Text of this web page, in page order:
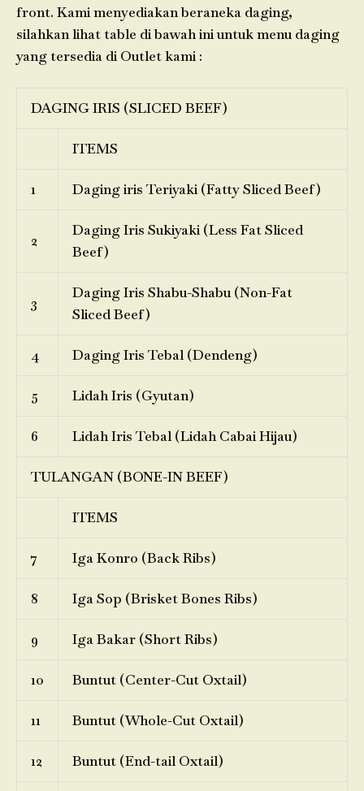
front. Kami menyediakan beraneka daging,
silahkan lihat table di bawah ini untuk menu daging
yang tersedia di Outlet kami :
DAGING IRIS (SLICED BEEF)
ITEMS
1 Daging iris Teriyaki (Fatty Sliced Beef)
2
Daging Iris Sukiyaki (Less Fat Sliced
Beef)
3
Daging Iris Shabu-Shabu (Non-Fat
Sliced Beef)
4 Daging Iris Tebal (Dendeng)
5 Lidah Iris (Gyutan)
6 Lidah Iris Tebal (Lidah Cabai Hijau)
TULANGAN (BONE-IN BEEF)
ITEMS
7 Iga Konro (Back Ribs)
8 Iga Sop (Brisket Bones Ribs)
9 Iga Bakar (Short Ribs)
10 Buntut (Center-Cut Oxtail)
11 Buntut (Whole-Cut Oxtail)
12 Buntut (End-tail Oxtail)